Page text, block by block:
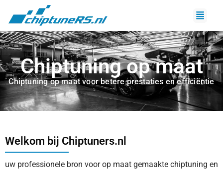
Chiptuning op maat
Chiptuning op maat voor betere prestaties en efficiëntie
Welkom bij Chiptuners.nl
uw professionele bron voor op maat gemaakte chiptuning en